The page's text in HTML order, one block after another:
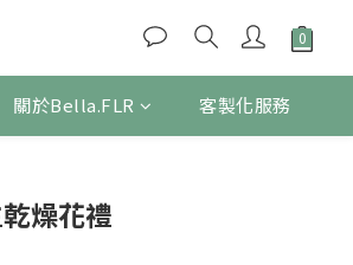
關於Bella.FLR 客製化服務
燥花禮